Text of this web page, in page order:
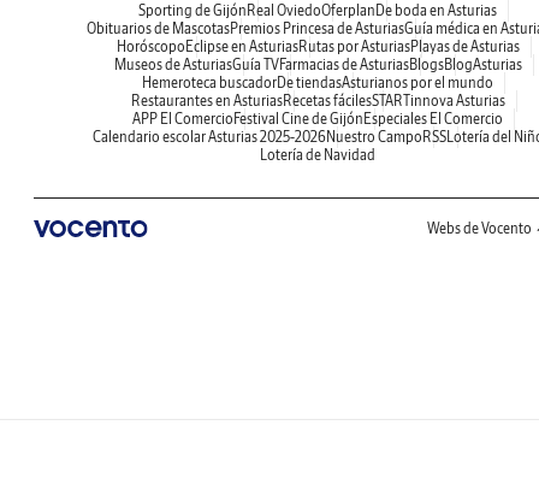
Sporting de Gijón Real OviedoOferplan De boda en Asturias
Obituarios de MascotasPremios Princesa de AsturiasGuía médica en
Horóscopo Eclipse en AsturiasRutas por AsturiasPlayas de Asturias
Museos de AsturiasGuía TVFarmacias de AsturiasBlogsBlogAsturias
Hemeroteca buscadorDe tiendasAsturianos por el mundo
Restaurantes en AsturiasRecetas fácilesSTARTinnova Asturias
APP El Comercio Festival Cine de Gijón Especiales El Comercio
Calendario escolar Asturias 2025-2026Nuestro Campo RSSLotería del
Lotería de Navidad
Webs de Vocento